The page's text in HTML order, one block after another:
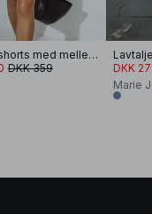
Vid denimshorts med mellemhøj talje
DKK 359
DKK
Marie